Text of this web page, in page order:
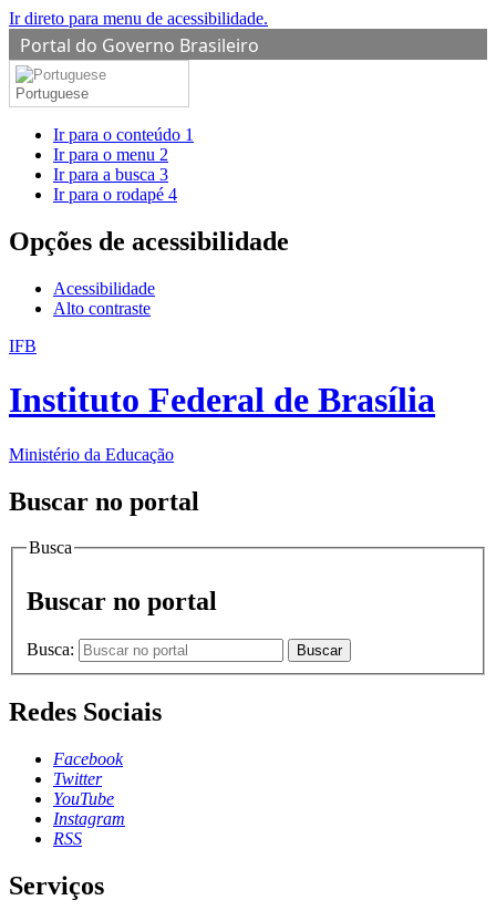
Ir direto para menu de acessibilidade.
Portal do Governo Brasileiro
Portuguese
Ir para o conteúdo 1
Ir para o menu 2
Ir para a busca 3
Ir para o rodapé 4
Opções de acessibilidade
Acessibilidade
Alto contraste
IFB
Instituto Federal de Brasília
Ministério da Educação
Buscar no portal
Busca
Buscar no portal
Busca: Buscar
Redes Sociais
Facebook
Twitter
YouTube
Instagram
RSS
Serviços